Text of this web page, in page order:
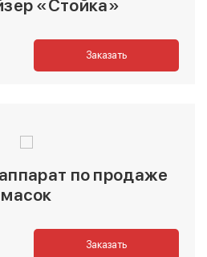
«Стойка»
Заказать
по продаже
масок
Заказать